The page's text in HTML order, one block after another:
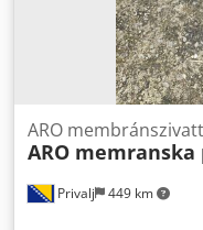
Privalj 449 km
ARO
ARO memranska